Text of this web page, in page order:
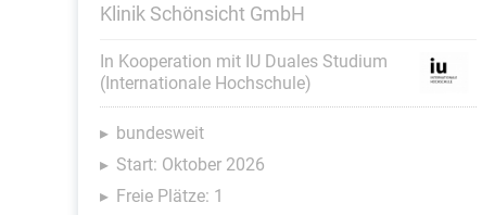
Klinik Schönsicht GmbH
In Kooperation mit IU Duales Studium
(Internationale Hochschule)
bundesweit
Start: Oktober 2026
Freie Plätze: 1